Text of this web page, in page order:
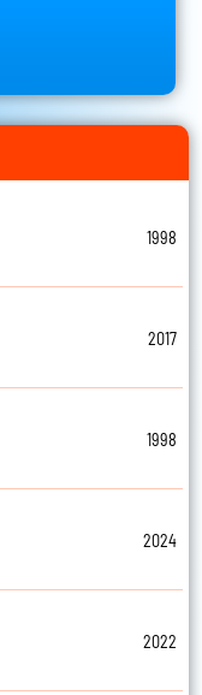
1998
2017
1998
2024
2022